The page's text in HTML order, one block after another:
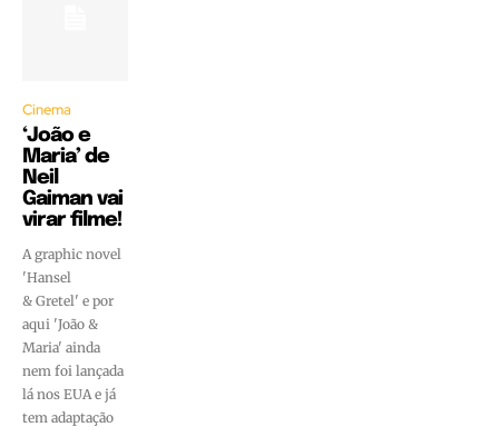
Cinema
‘João e
Maria’ de
Neil
Gaiman vai
virar filme!
A graphic novel
'Hansel
& Gretel' e por
aqui 'João &
Maria' ainda
nem foi lançada
lá nos EUA e já
tem adaptação